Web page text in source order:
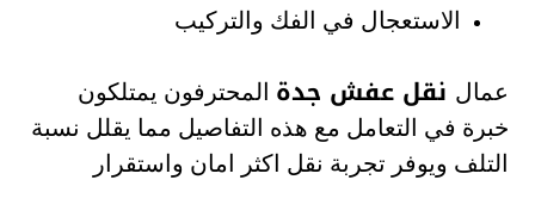
الاستعجال في الفك والتركيب
عمال نقل عفش جدة المحترفون يمتلكون
خبرة في التعامل مع هذه التفاصيل مما يقلل نسبة
التلف ويوفر تجربة نقل اكثر امان واستقرار